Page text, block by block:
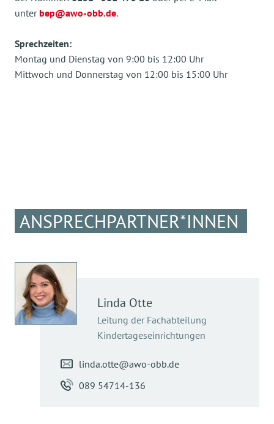
unterbep@awo-obb.de.
Sprechzeiten:
Montag und Dienstag von 9:00 bis 12:00 Uhr
Mittwoch und Donnerstag von 12:00 bis 15:00 Uhr
ANSPRECHPARTNER*INNEN
Linda Otte
Leitung der Fachabteilung
Kindertageseinrichtungen
linda.otte@awo-obb.de
089 54714-136